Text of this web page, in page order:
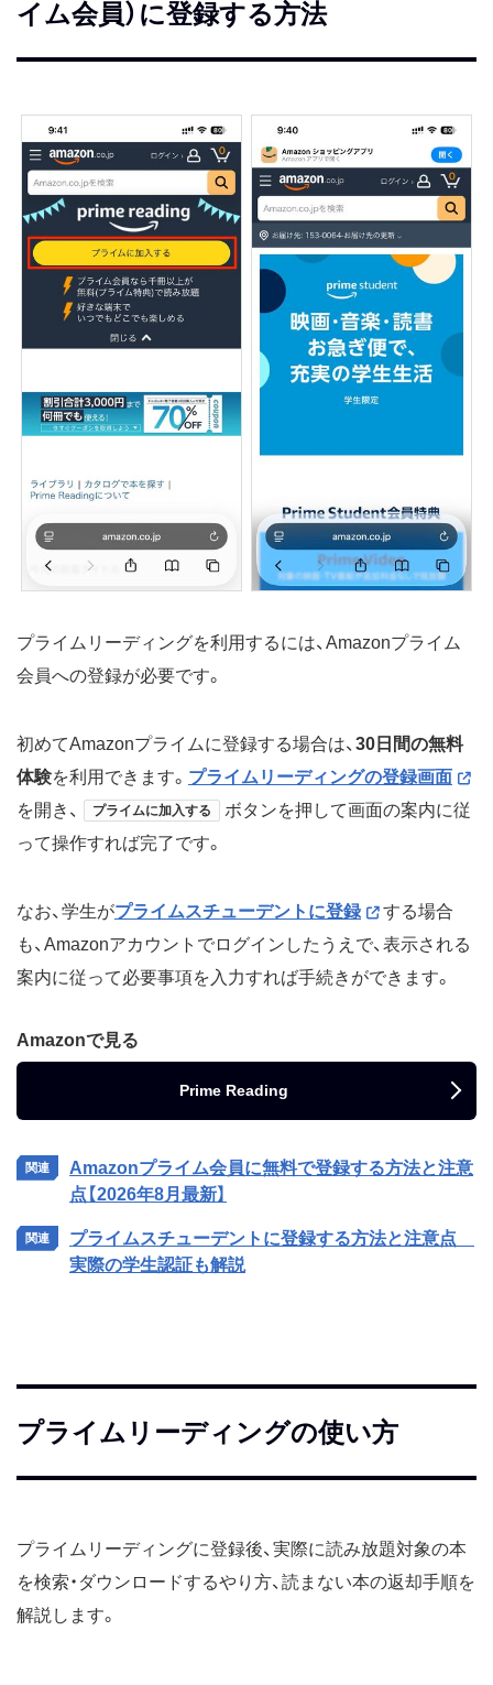
イム会員）に登録する方法
プライムリーディングを利用するには、Amazonプライム
会員への登録が必要です。
初めてAmazonプライムに登録する場合は、 30日間の無料
体験を利用できます。 プライムリーディングの登録画面
を開き、
プライムに加入する
ボタンを押して画面の案内に従
って操作すれば完了です。
なお、学生がプライムスチューデントに登録
する場合
も、Amazonアカウントでログインしたうえで、表示される
案内に従って必要事項を入力すれば手続きができます。
Amazonで見る
Prime Reading
Amazonプライム会員に無料で登録する方法と注意
点【2026年8月最新】
プライムスチューデントに登録する方法と注意点
実際の学生認証も解説
プライムリーディングの使い方
プライムリーディングに登録後、実際に読み放題対象の本
を検索・ダウンロードするやり方、読まない本の返却手順を
解説します。